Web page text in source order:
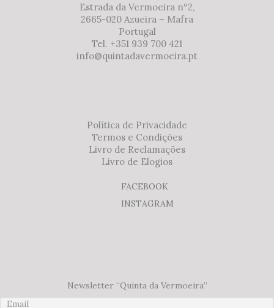
Estrada da Vermoeira nº2,
2665-020 Azueira – Mafra
Portugal
Tel. +351 939 700 421
info@quintadavermoeira.pt
Política de Privacidade
Termos e Condições
Livro de Reclamações
Livro de Elogios
FACEBOOK
INSTAGRAM
Newsletter “Quinta da Vermoeira”